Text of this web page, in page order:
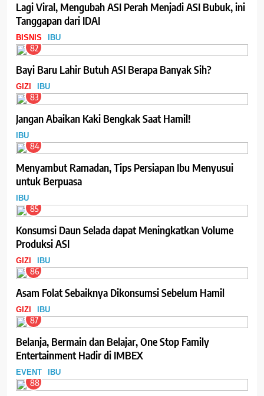
Lagi Viral, Mengubah ASI Perah Menjadi ASI Bubuk, ini
Tanggapan dari IDAI
BISNIS IBU
82
Bayi Baru Lahir Butuh ASI Berapa Banyak Sih?
GIZI IBU
83
Jangan Abaikan Kaki Bengkak Saat Hamil!
IBU
84
Menyambut Ramadan, Tips Persiapan Ibu Menyusui
untuk Berpuasa
IBU
85
Konsumsi Daun Selada dapat Meningkatkan Volume
Produksi ASI
GIZI IBU
86
Asam Folat Sebaiknya Dikonsumsi Sebelum Hamil
GIZI IBU
87
Belanja, Bermain dan Belajar, One Stop Family
Entertainment Hadir di IMBEX
EVENT IBU
88